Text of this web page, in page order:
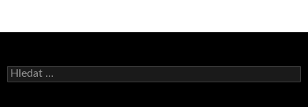
Vyhledávání
Andy Appleton obhájil dlouhodrážní titul!